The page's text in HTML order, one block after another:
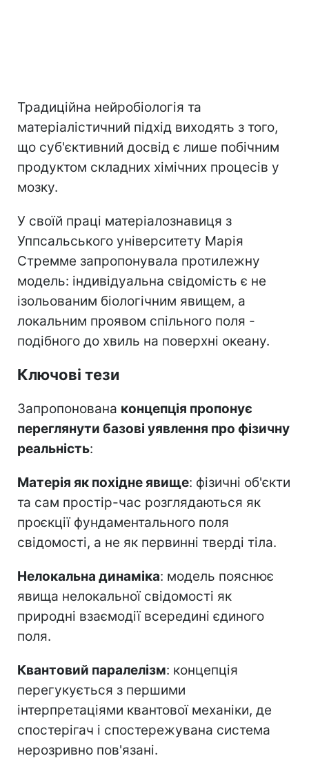
Традиційна нейробіологія та
матеріалістичний підхід виходять з того,
що суб'єктивний досвід є лише побічним
продуктом складних хімічних процесів у
мозку.
У своїй праці матеріалознавиця з
Уппсальського університету Марія
Стремме запропонувала протилежну
модель: індивідуальна свідомість є не
ізольованим біологічним явищем, а
локальним проявом спільного поля -
подібного до хвиль на поверхні океану.
Ключові тези
Запропонована концепція пропонує
переглянути базові уявлення про фізичну
реальність:
Матерія як похідне явище: фізичні об'єкти
та сам простір-час розглядаються як
проєкції фундаментального поля
свідомості, а не як первинні тверді тіла.
Нелокальна динаміка: модель пояснює
явища нелокальної свідомості як
природні взаємодії всередині єдиного
поля.
Квантовий паралелізм: концепція
перегукується з першими
інтерпретаціями квантової механіки, де
спостерігач і спостережувана система
нерозривно пов'язані.